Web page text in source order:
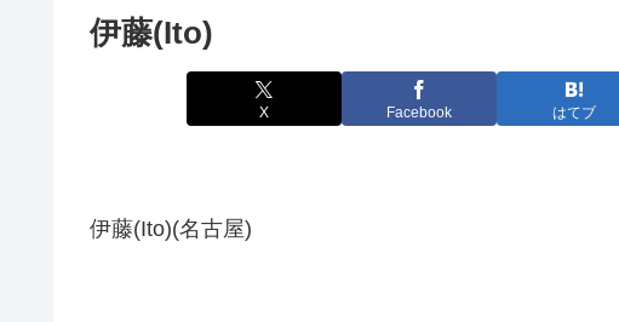
伊藤(Ito)
X Facebook はてブ
伊藤(Ito)(名古屋)